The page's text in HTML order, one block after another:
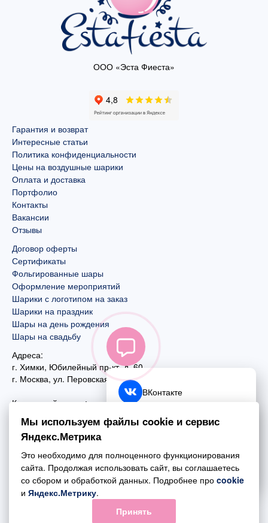
ООО «Эста Фиеста»
Гарантия и возврат
Интересные статьи
Политика конфиденциальности
Цены на воздушные шарики
Оплата и доставка
Портфолио
Контакты
Вакансии
Отзывы
Договор оферты
Сертификаты
Фольгированные шары
Оформление мероприятий
Шарики с логотипом на заказ
Шарики на праздник
Шары на день рождения
Шары на свадьбу
Адреса:
г. Химки, Юбилейный пр-кт, д. 60
г. Москва, ул. Перовская, д. 59
Контактный номер:
+7 (495) 970-44-75
Почта:
mail@esta-fiesta.ru
Режим работы интернет-магазина:
ПН-ВС с 09:00 до 21:00
ВКонтакте
Telegram
Обратный звонок
Мы используем файлы cookie и сервис
Яндекс.Метрика
Это необходимо для полноценного функционирования
сайта. Продолжая использовать сайт, вы соглашаетесь
со сбором и обработкой данных. Подробнее про cookie
и Яндекс.Метрику.
Принять